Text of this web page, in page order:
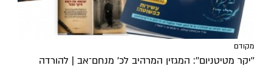
מקודם
''יקר מטיטניום'': המגזין המרהיב לכ’ מנחם־אב | להורדה